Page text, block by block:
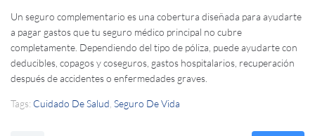
Un seguro complementario es una cobertura diseñada para ayudarte
a pagar gastos que tu seguro médico principal no cubre
completamente. Dependiendo del tipo de póliza, puede ayudarte con
deducibles, copagos y coseguros, gastos hospitalarios, recuperación
después de accidentes o enfermedades graves.
Tags: Cuidado De Salud Seguro De Vida